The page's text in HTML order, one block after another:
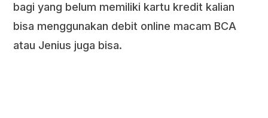
bagi yang belum memiliki kartu kredit kalian
bisa menggunakan debit online macam BCA
atau Jenius juga bisa.